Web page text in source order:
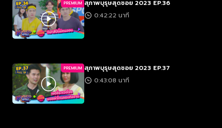
PREMIUM สุภาพบุรุษสุดซอย 2023 EP.36
0:42:22 นาที
PREMIUM สุภาพบุรุษสุดซอย 2023 EP.37
0:43:08 นาที